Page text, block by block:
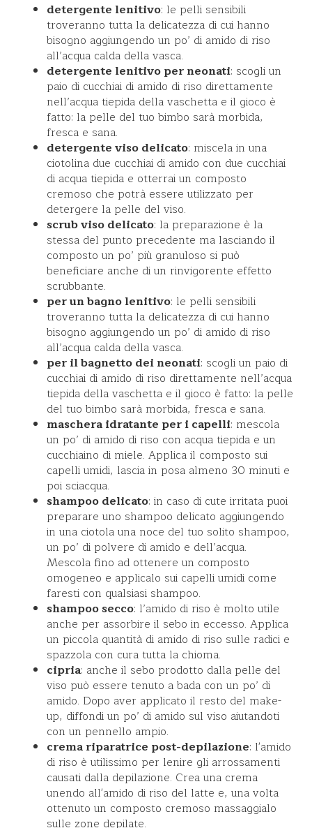
detergente lenitivo: le pelli sensibili
troveranno tutta la delicatezza di cui hanno
bisogno aggiungendo un po’ di amido di riso
all’acqua calda della vasca.
detergente lenitivo per neonati: scogli un
paio di cucchiai di amido di riso direttamente
nell’acqua tiepida della vaschetta e il gioco è
fatto: la pelle del tuo bimbo sarà morbida,
fresca e sana.
detergente viso delicato: miscela in una
ciotolina due cucchiai di amido con due cucchiai
di acqua tiepida e otterrai un composto
cremoso che potrà essere utilizzato per
detergere la pelle del viso.
scrub viso delicato: la preparazione è la
stessa del punto precedente ma lasciando il
composto un po’ più granuloso si può
beneficiare anche di un rinvigorente effetto
scrubbante.
per un bagno lenitivo: le pelli sensibili
troveranno tutta la delicatezza di cui hanno
bisogno aggiungendo un po’ di amido di riso
all’acqua calda della vasca.
per il bagnetto dei neonati: scogli un paio di
cucchiai di amido di riso direttamente nell’acqua
tiepida della vaschetta e il gioco è fatto: la pelle
del tuo bimbo sarà morbida, fresca e sana.
maschera idratante per i capelli: mescola
un po’ di amido di riso con acqua tiepida e un
cucchiaino di miele. Applica il composto sui
capelli umidi, lascia in posa almeno 30 minuti e
poi sciacqua.
shampoo delicato: in caso di cute irritata puoi
preparare uno shampoo delicato aggiungendo
in una ciotola una noce del tuo solito shampoo,
un po’ di polvere di amido e dell’acqua.
Mescola fino ad ottenere un composto
omogeneo e applicalo sui capelli umidi come
faresti con qualsiasi shampoo.
shampoo secco: l’amido di riso è molto utile
anche per assorbire il sebo in eccesso. Applica
un piccola quantità di amido di riso sulle radici e
spazzola con cura tutta la chioma.
cipria: anche il sebo prodotto dalla pelle del
viso può essere tenuto a bada con un po’ di
amido. Dopo aver applicato il resto del make-
up, diffondi un po’ di amido sul viso aiutandoti
con un pennello ampio.
crema riparatrice post-depilazione: l'amido
di riso è utilissimo per lenire gli arrossamenti
causati dalla depilazione. Crea una crema
unendo all'amido di riso del latte e, una volta
ottenuto un composto cremoso massaggialo
sulle zone depilate.